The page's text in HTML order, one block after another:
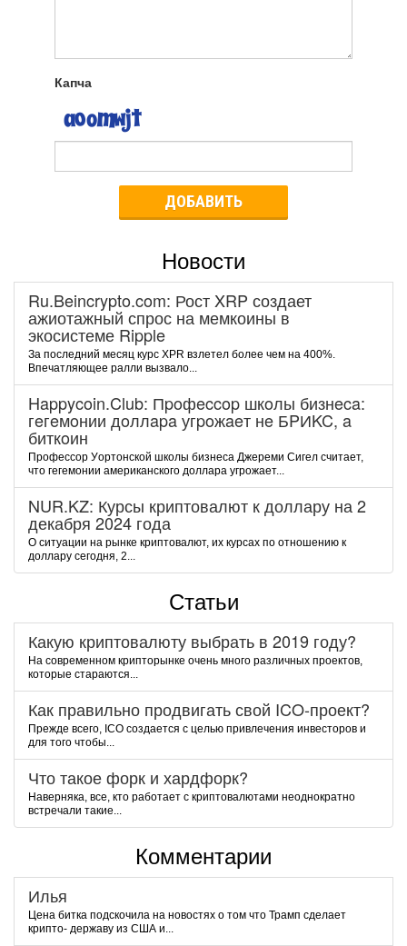
Капча
ДОБАВИТЬ
Новости
Ru.Beincrypto.com: Рост XRP создает
ажиотажный спрос на мемкоины в
экосистеме Ripple
За последний месяц курс XPR взлетел более чем на 400%.
Впечатляющее ралли вызвало...
Happycoin.Club: Пpoфeccop шкoлы бизнeca:
гeгeмoнии дoллapa угpoжaeт нe БPИKC, a
биткoин
Пpoфeccop Уopтoнcкoй шкoлы бизнeca Джepeми Cигeл cчитaeт,
чтo гeгeмoнии aмepикaнcкoгo дoллapa угpoжaeт...
NUR.KZ: Курсы криптовалют к доллару на 2
декабря 2024 года
О ситуации на рынке криптовалют, их курсах по отношению к
доллару сегодня, 2...
Статьи
Какую криптовалюту выбрать в 2019 году?
На современном крипторынке очень много различных проектов,
которые стараются...
Как правильно продвигать свой ICO-проект?
Прежде всего, ICO создается с целью привлечения инвесторов и
для того чтобы...
Что такое форк и хардфорк?
Наверняка, все, кто работает с криптовалютами неоднократно
встречали такие...
Комментарии
Илья
Цена битка подскочила на новостях о том что Трамп сделает
крипто- державу из США и...